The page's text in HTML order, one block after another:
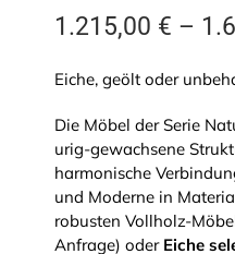
1.215,00 € –
Eiche, geölt oder
Die Möbel der Serie
urig-gewachsene
harmonische
und Moderne in
robusten Vollholz-
Anfrage) oder Eiche